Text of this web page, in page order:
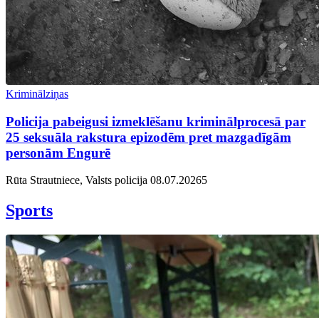
Kriminālziņas
Policija pabeigusi izmeklēšanu kriminālprocesā par
25 seksuāla rakstura epizodēm pret mazgadīgām
personām Engurē
Rūta Strautniece, Valsts policija 08.07.20265
Sports